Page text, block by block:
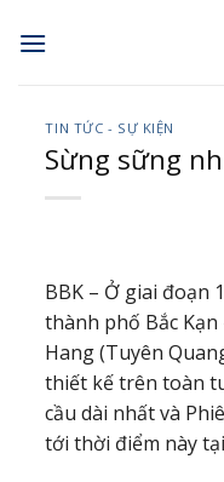
TIN TỨC - SỰ KIỆN
Sừng sững
BBK – Ở giai đoạn
thành phố Bắc
Hang (Tuyên
thiết kế trên toàn
cầu dài nhất và
tới thời điểm này